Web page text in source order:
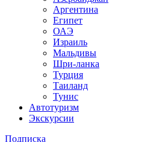
Аргентина
Египет
ОАЭ
Израиль
Мальдивы
Шри-ланка
Турция
Таиланд
Тунис
Автотуризм
Экскурсии
Подписка